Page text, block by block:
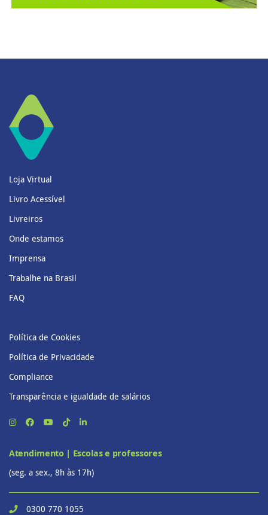
Loja Virtual
Livro Acessível
Livreiros
Onde estamos
Imprensa
Trabalhe na Brasil
FAQ
Política de Cookies
Política de Privacidade
Compliance
Transparência e igualdade de salários
Atendimento | Escolas e professores
(seg. a sex., 8h às 17h)
0300 770 1055